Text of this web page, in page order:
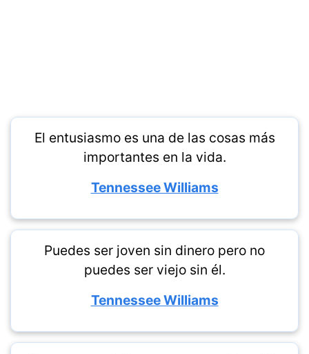
El entusiasmo es una de las cosas más
importantes en la vida.
Tennessee Williams
Puedes ser joven sin dinero pero no
puedes ser viejo sin él.
Tennessee Williams